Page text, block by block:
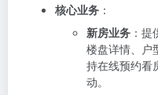
核心业务 ：
新房业务 ：
楼盘详情、户
持在线预约看
动。